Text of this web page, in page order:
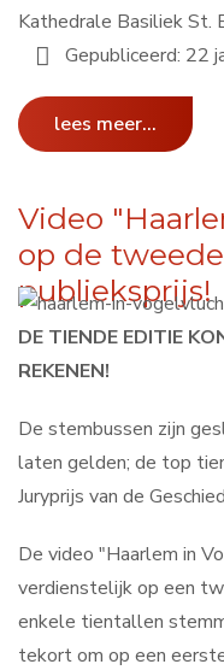
Kathedrale Basiliek St.
Gepubliceerd: 22
lees meer...
Video
op de
publieksprijs!
DE TIENDE EDITIE
REKENEN!
De stembussen zijn
laten gelden; de top
Juryprijs van de
De video "Haarlem in
verdienstelijk op een
enkele tientallen
tekort om op een